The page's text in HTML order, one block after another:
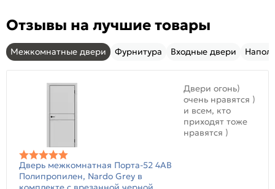
Отзывы на лучшие товары
Межкомнатные двери Фурнитура Входные двери
Дверь межкомнатная Порта-52 4AB
Полипропилен, Nardo Grey в
Двери огонь)
очень нравятся )
и всем, кто
приходят тоже
нравятся )